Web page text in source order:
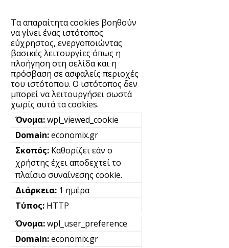
Τα απαραίτητα cookies βοηθούν
να γίνει ένας ιστότοπος
εύχρηστος, ενεργοποιώντας
βασικές λειτουργίες όπως η
πλοήγηση στη σελίδα και η
πρόσβαση σε ασφαλείς περιοχές
του ιστότοπου. Ο ιστότοπος δεν
μπορεί να λειτουργήσει σωστά
χωρίς αυτά τα cookies.
wpl_viewed_cookie
economix.gr
Καθορίζει εάν ο
χρήστης έχει αποδεχτεί το
πλαίσιο συναίνεσης cookie.
1 ημέρα
HTTP
wpl_user_preference
economix.gr